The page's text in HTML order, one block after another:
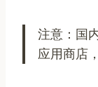
注意：国
应用商店